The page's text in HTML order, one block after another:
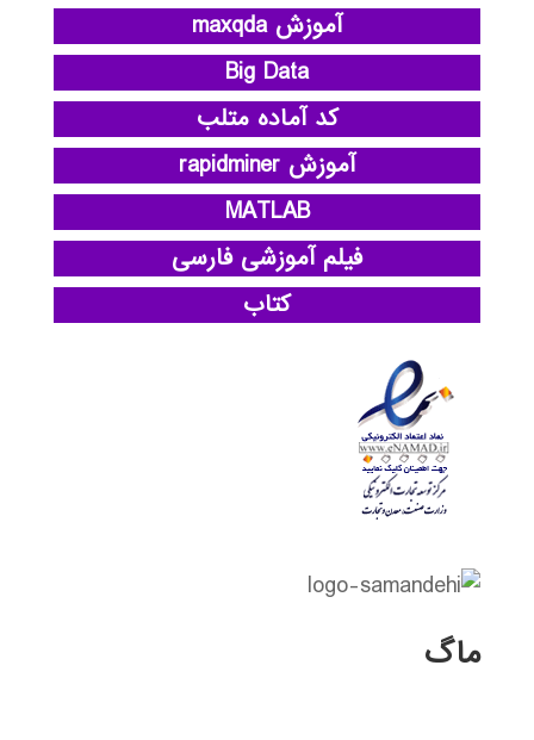
آموزش maxqda
Big Data
کد آماده متلب
آموزش rapidminer
MATLAB
فیلم آموزشی فارسی
کتاب
ماگ